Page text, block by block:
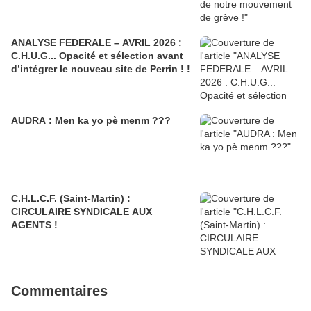
ANALYSE FEDERALE – AVRIL 2026 :
C.H.U.G... Opacité et sélection avant
d’intégrer le nouveau site de Perrin ! !
AUDRA : Men ka yo pè menm ???
C.H.L.C.F. (Saint-Martin) :
CIRCULAIRE SYNDICALE AUX
AGENTS !
Commentaires